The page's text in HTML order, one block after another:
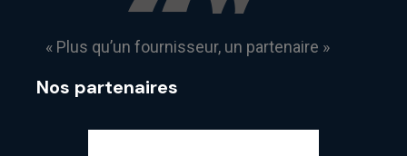
« Plus qu’un fournisseur, un partenaire »
Nos partenaires